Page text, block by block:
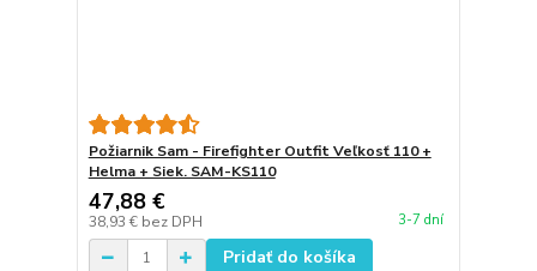
Požiarnik Sam - Firefighter Outfit Veľkosť 110 +
Helma + Siek. SAM-KS110
47,88 €
38,93 € bez DPH 3-7 dní
Pridať do košíka